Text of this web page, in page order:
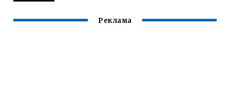
Реклама